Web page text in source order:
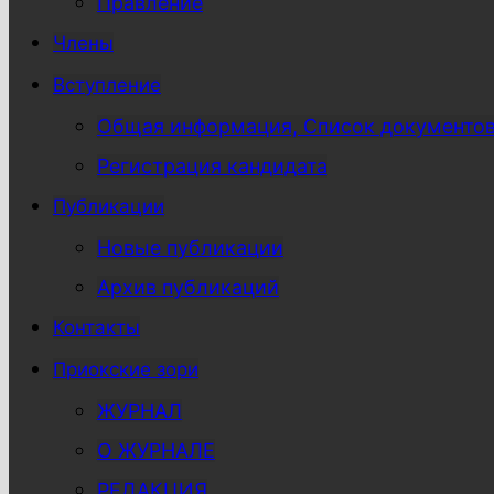
Члены
Вступление
Общая информация, Список
Регистрация кандидата
Публикации
Новые публикации
Архив публикаций
Контакты
Приокские зори
ЖУРНАЛ
О ЖУРНАЛЕ